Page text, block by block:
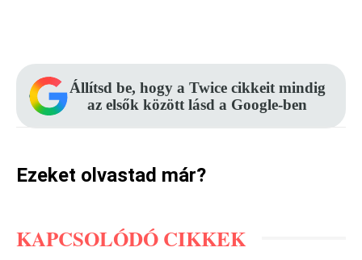
Állítsd be, hogy a Twice cikkeit mindig
az elsők között lásd a Google-ben
Ezeket olvastad már?
KAPCSOLÓDÓ CIKKEK